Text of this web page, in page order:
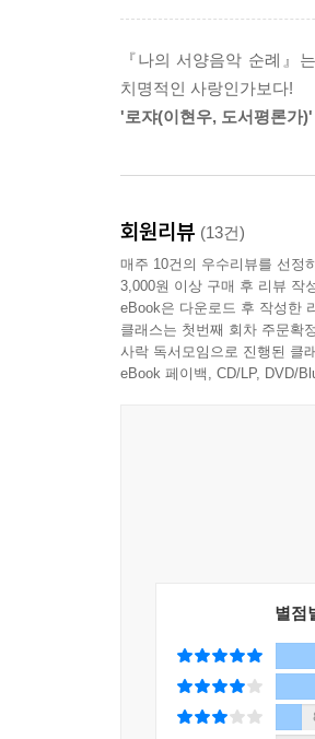
갖고 있었다. 그것은 중
돌이라도 던져버릴까 하
내 손으로 켜보고 싶다
적」(본문 43~44면) 중에서
엘리뜨 집안에서 자라나
음악교육을 동반해야 하
순례』가 다른 클래식음
소년시절에서 청년시절,
넘치는, 에피소드들로 가
유대인이었던 지휘자 겸
윤이상이다. 구스타프
궁정가극단 음악감독직
간간이 언급해왔으나,
관련된 4편의 글은 이
어두운 현실에 갇히지
음악적인 천재들이었으
있다. 지금도 앞으로도
『나의 서양음악 순례』
치명적인 사랑인가보다!
'로쟈(이현우, 도서평론가)'
회원리뷰 (13건)
매주 10건의 우수리뷰를 선정
3,000원 이상 구매 후 리뷰 작
eBook은 다운로드 후 작성한
클래스는 첫번째 회차 주문확
사락 독서모임으로 진행된 클
eBook 페이백, CD/LP, DVD/
별점